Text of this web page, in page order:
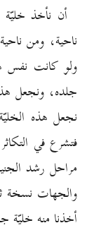
أن نأخذ خليّة
ناحية، ومن
ولو كانت نفس
جلده، ونجعل هذه
نجعل هذه
فتشرع في
مراحل رشد
والجهات نسخة
أخذنا منه خليّة